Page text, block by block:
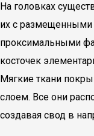
На головках
их с размещенными
проксимальными
косточек
Мягкие ткани
слоем. Все они
создавая свод в